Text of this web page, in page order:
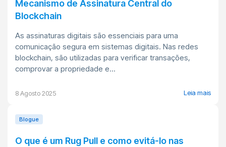
Mecanismo de Assinatura Central do
Blockchain
As assinaturas digitais são essenciais para uma
comunicação segura em sistemas digitais. Nas redes
blockchain, são utilizadas para verificar transações,
comprovar a propriedade e...
8 Agosto 2025 Leia mais
Blogue
O que é um Rug Pull e como evitá-lo nas